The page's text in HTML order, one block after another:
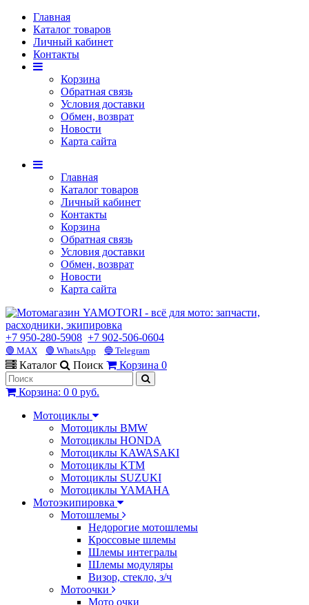
Главная
Каталог товаров
Личный кабинет
Контакты
Корзина
Обратная связь
Условия доставки
Обмен, возврат
Новости
Карта сайта
Главная
Каталог товаров
Личный кабинет
Контакты
Корзина
Обратная связь
Условия доставки
Обмен, возврат
Новости
Карта сайта
+7 950-280-5908 +7 902-506-0604
🟢 MAX 🟢 WhatsApp 🔵 Telegram
Каталог Поиск Корзина 0
Корзина: 0 0 руб.
Мотоциклы
Мотоциклы BMW
Мотоциклы HONDA
Мотоциклы KAWASAKI
Мотоциклы KTM
Мотоциклы SUZUKI
Мотоциклы YAMAHA
Мотоэкипировка
Мотошлемы
Недорогие мотошлемы
Кроссовые шлемы
Шлемы интегралы
Шлемы модуляры
Визор, стекло, з/ч
Мотоочки
Мото очки